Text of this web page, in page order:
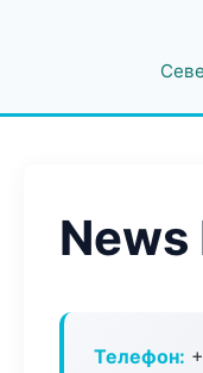
News
Телефон: